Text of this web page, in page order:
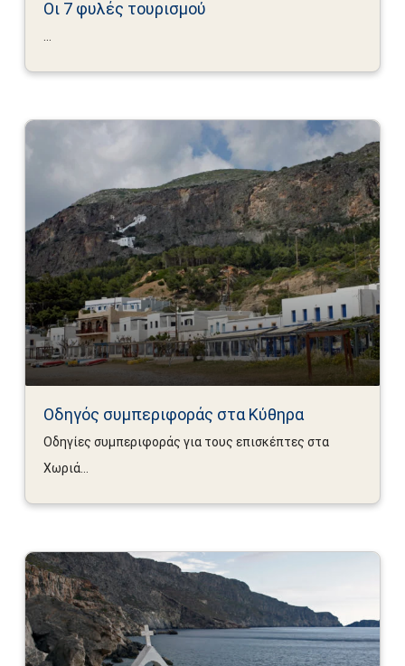
Οι 7 φυλές τουρισμού
Οδηγός συμπεριφοράς στα Κύθηρα
Οδηγίες συμπεριφοράς για τους επισκέπτες στα
Χωριά...